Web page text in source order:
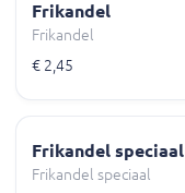
Frikandel
Frikandel
€ 2,45
Frikandel speciaal
Frikandel speciaal